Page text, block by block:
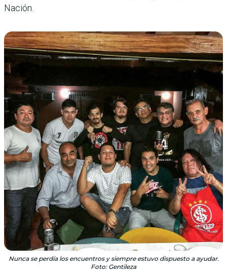
Nación.
Nunca se perdía los encuentros y siempre estuvo dispuesto a ayudar.
Foto: Gentileza